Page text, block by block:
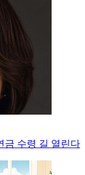
금 수령 길 열린다